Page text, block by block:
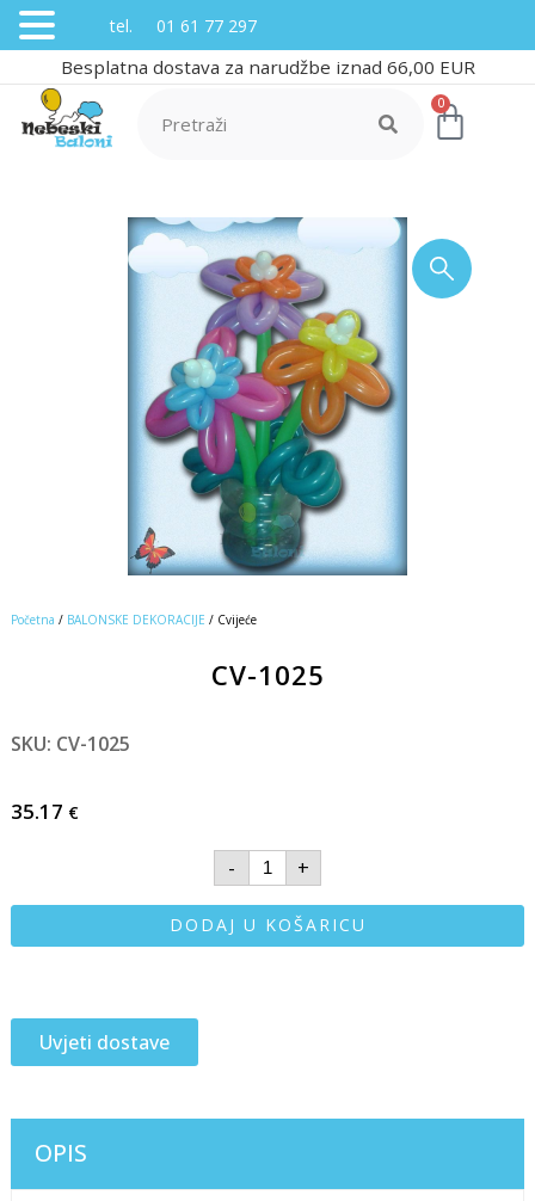
Besplatna dostava za narudžbe iznad 66,00 EUR
0
Početna / BALONSKE DEKORACIJE / Cvijeće
CV-1025
SKU: CV-1025
35.17 €
- +
DODAJ U KOŠARICU
Uvjeti dostave
OPIS
tel. 01 61 77 297